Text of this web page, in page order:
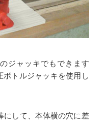
ジャッキでもできます
ボトルジャッキを使用し
にして、本体横の穴に差